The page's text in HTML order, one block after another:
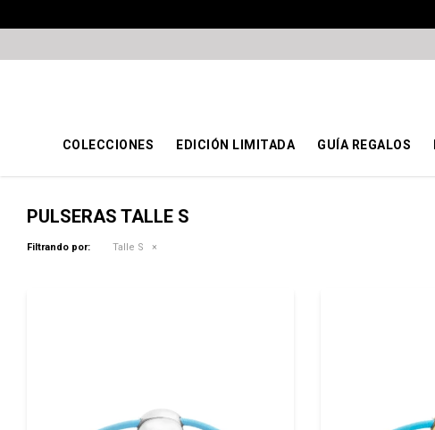
COLECCIONES EDICIÓN LIMITADA GUÍA REGALOS
PULSERAS TALLE S
Filtrando por: Talle S